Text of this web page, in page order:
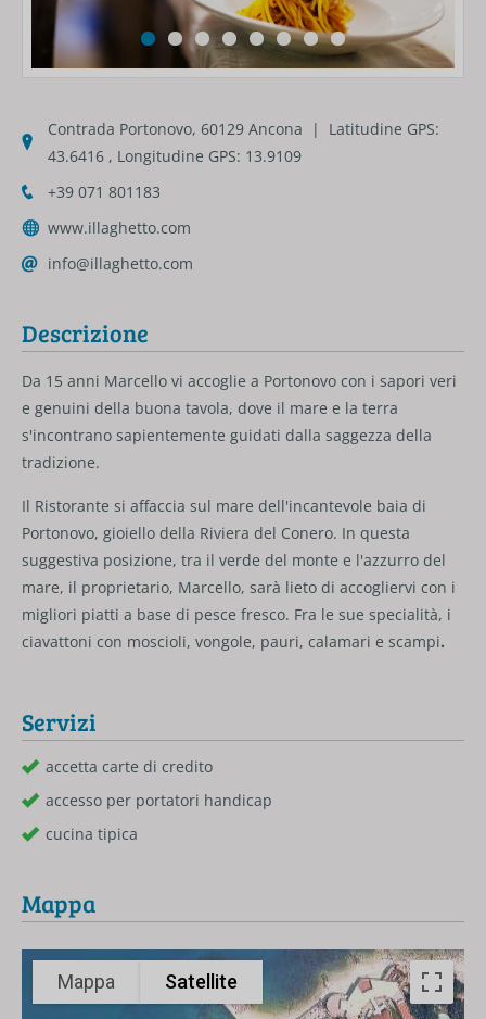
Contrada Portonovo, 60129 Ancona | Latitudine GPS:
43.6416 , Longitudine GPS: 13.9109
+39 071 801183
www.illaghetto.com
info@illaghetto.com
Descrizione
Da 15 anni Marcello vi accoglie a Portonovo con i sapori veri
e genuini della buona tavola, dove il mare e la terra
s'incontrano sapientemente guidati dalla saggezza della
tradizione.
Il Ristorante si affaccia sul mare dell'incantevole baia di
Portonovo, gioiello della Riviera del Conero. In questa
suggestiva posizione, tra il verde del monte e l'azzurro del
mare, il proprietario, Marcello, sarà lieto di accogliervi con i
migliori piatti a base di pesce fresco. Fra le sue specialità, i
ciavattoni con moscioli, vongole, pauri, calamari e scampi.
Servizi
accetta carte di credito
accesso per portatori handicap
cucina tipica
Mappa
Mappa Satellite